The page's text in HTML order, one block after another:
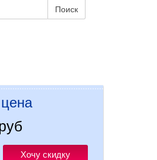
Поиск
Хочу скидку